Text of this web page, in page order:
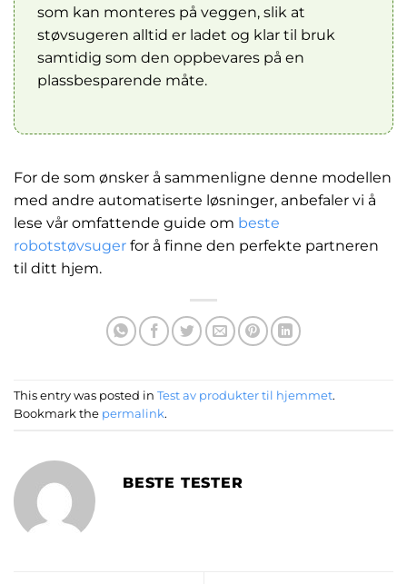
som kan monteres på veggen, slik at
støvsugeren alltid er ladet og klar til bruk
samtidig som den oppbevares på en
plassbesparende måte.
For de som ønsker å sammenligne denne modellen
med andre automatiserte løsninger, anbefaler vi å
lese vår omfattende guide om beste
robotstøvsuger for å finne den perfekte partneren
til ditt hjem.
This entry was posted in Test av produkter til hjemmet.
Bookmark the permalink.
BESTE TESTER